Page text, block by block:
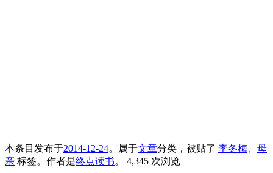
本条目发布于2014-12-24。属于文章分类，被贴了 李冬梅
母
亲 标签。 作者是终点读书。 4,345 次浏览